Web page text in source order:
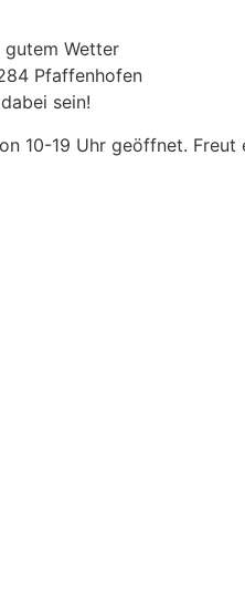
gutem Wetter
Pfaffenhofen
sein!
10-19 Uhr geöffnet.